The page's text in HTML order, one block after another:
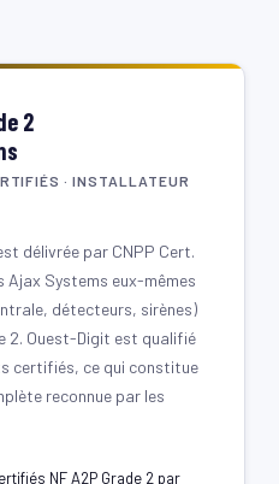
2
· INSTALLATEUR
délivrée par CNPP Cert.
Systems eux-mêmes
détecteurs, sirènes)
2. Ouest-Digit est qualifié
certifiés, ce qui constitue
reconnue par les
NF A2P Grade 2 par